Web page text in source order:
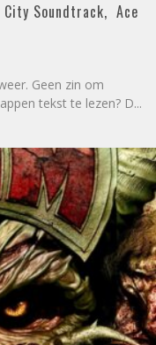
Soundtrack, Ace
Geen zin om
tekst te lezen? D...